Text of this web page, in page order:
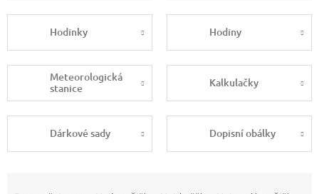
Hodinky Hodiny
Meteorologická
stanice
Kalkulačky
Dárkové sady Dopisní obálky